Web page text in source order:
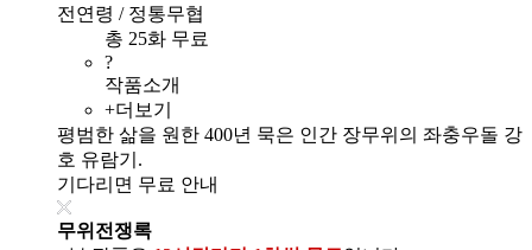
전연령 / 정통무협
총 25화 무료
?
작품소개
+더보기
평범한 삶을 원한 400년 묵은 인간 장무위의 좌충우돌 강
호 유람기.
기다리면 무료 안내
무위전쟁록